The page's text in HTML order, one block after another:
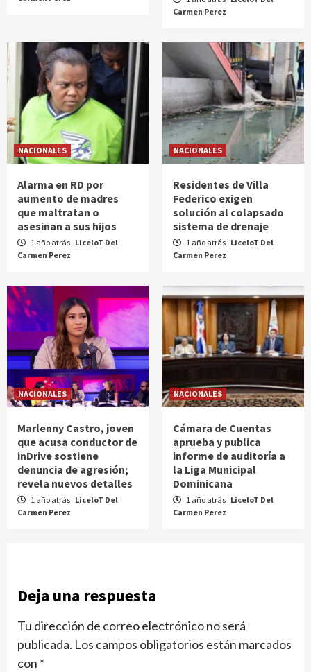
Carmen Perez
NACIONALES
Alarma en RD por
aumento de madres
que maltratan o
asesinan a sus hijos
1 año atrás LiceloT Del
Carmen Perez
NACIONALES
Residentes de Villa
Federico exigen
solución al colapsado
sistema de drenaje
1 año atrás LiceloT Del
Carmen Perez
NACIONALES
Marlenny Castro, joven
que acusa conductor de
inDrive sostiene
denuncia de agresión;
revela nuevos detalles
1 año atrás LiceloT Del
Carmen Perez
NACIONALES
Cámara de Cuentas
aprueba y publica
informe de auditoría a
la Liga Municipal
Dominicana
1 año atrás LiceloT Del
Carmen Perez
Deja una respuesta
Tu dirección de correo electrónico no será
publicada. Los campos obligatorios están marcados
con *